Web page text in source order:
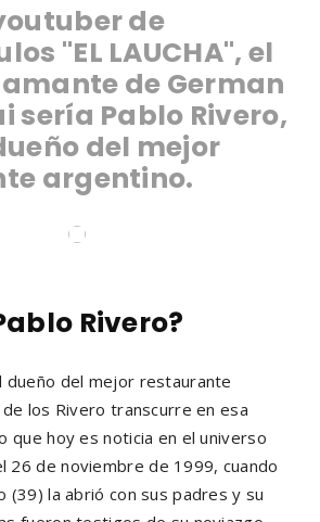
de
"EL LAUCHA", el
de German
sería Pablo Rivero,
del mejor
argentino.
Rivero?
dueño del mejor restaurante
los Rivero transcurre en esa
que hoy es noticia en el universo
26 de noviembre de 1999, cuando
(39) la abrió con sus padres y su